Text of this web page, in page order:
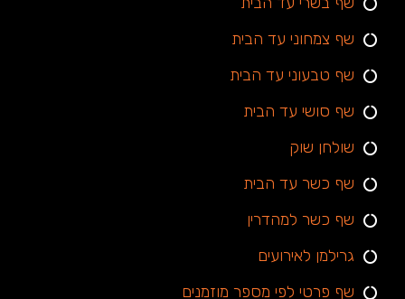
שף צמחוני עד הבית
שף טבעוני עד הבית
שף סושי עד הבית
שולחן שוק
שף כשר עד הבית
שף כשר למהדרין
גרילמן לאירועים
שף פרטי לפי מספר מוזמנים